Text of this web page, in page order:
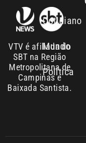
Anuncie
Área de
Entre em